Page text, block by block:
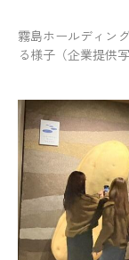
霧島ホールディン
る様子 （企業提供